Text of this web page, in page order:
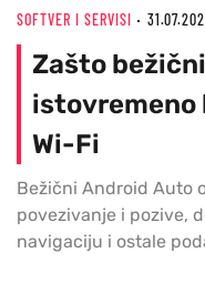
SOFTVER I SERVISI
Zašto
Wi-Fi
Bežični Android Auto
povezivanje i pozive,
navigaciju i ostale